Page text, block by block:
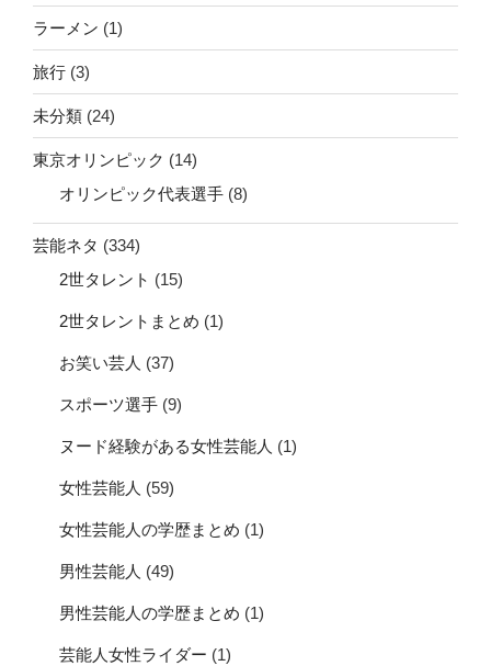
ラーメン (1)
旅行 (3)
未分類 (24)
東京オリンピック (14)
オリンピック代表選手 (8)
芸能ネタ (334)
2世タレント (15)
2世タレントまとめ (1)
お笑い芸人 (37)
スポーツ選手 (9)
ヌード経験がある女性芸能人 (1)
女性芸能人 (59)
女性芸能人の学歴まとめ (1)
男性芸能人 (49)
男性芸能人の学歴まとめ (1)
芸能人女性ライダー (1)